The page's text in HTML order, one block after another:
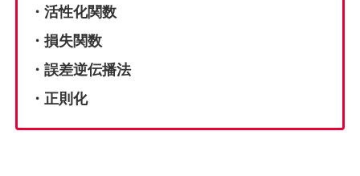
・活性化関数
・損失関数
・誤差逆伝播法
・正則化